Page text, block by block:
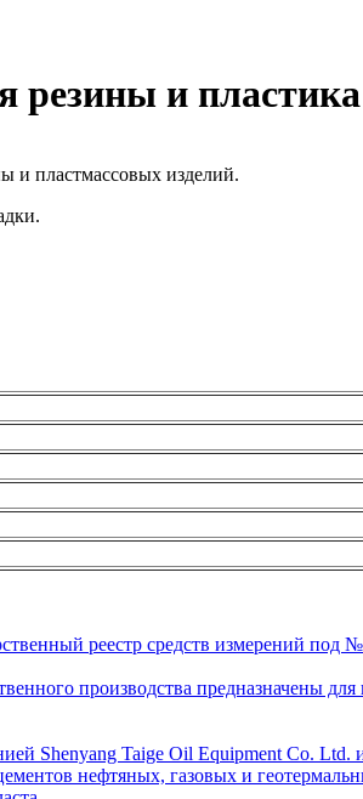
резины и
и пластмассовых изделий.
реестр средств измерений под
производства предназначены
Shenyang Taige Oil Equipment Co.
нефтяных, газовых и